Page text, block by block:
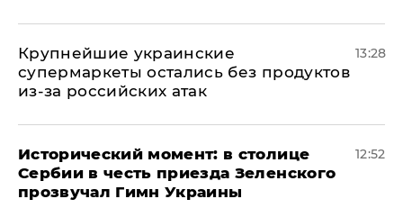
Крупнейшие украинские
супермаркеты остались без продуктов
из-за российских атак
13:28
Исторический момент: в столице
Сербии в честь приезда Зеленского
прозвучал Гимн Украины
12:52